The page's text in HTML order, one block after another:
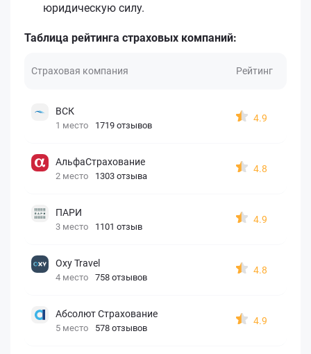
юридическую силу.
Таблица рейтинга страховых компаний:
Страховая компания Рейтинг
ВСК
1 место 1719 отзывов
4.9
АльфаСтрахование
2 место 1303 отзыва
4.8
ПАРИ
3 место 1101 отзыв
4.9
Oxy Travel
4 место 758 отзывов
4.8
Абсолют Страхование
5 место 578 отзывов
4.9